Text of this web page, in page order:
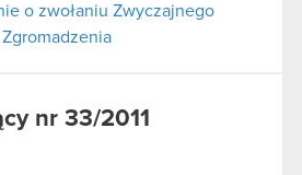
o zwołaniu Zwyczajnego
nr 33/2011